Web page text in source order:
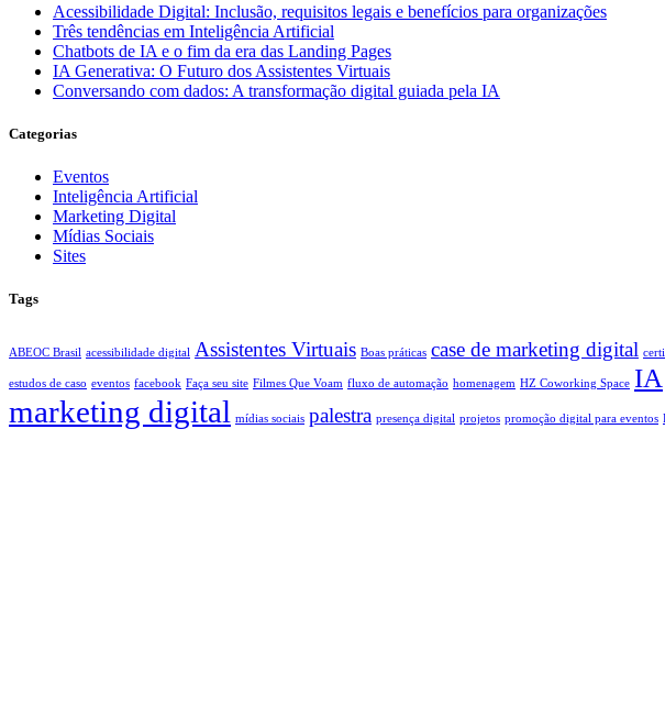
Acessibilidade Digital: Inclusão, requisitos legais e benefícios para organizações
Três tendências em Inteligência Artificial
Chatbots de IA e o fim da era das Landing Pages
IA Generativa: O Futuro dos Assistentes Virtuais
Conversando com dados: A transformação digital guiada pela IA
Categorias
Eventos
Inteligência Artificial
Marketing Digital
Mídias Sociais
Sites
Tags
ABEOC Brasil acessibilidade digital Assistentes Virtuais Boas práticas case de marketing digital
estudos de caso eventos facebook Faça seu site Filmes Que Voam fluxo de automação homenagem HZ Coworking Space IA
marketing digital mídias sociais palestra presença digital projetos promoção digital para eventos